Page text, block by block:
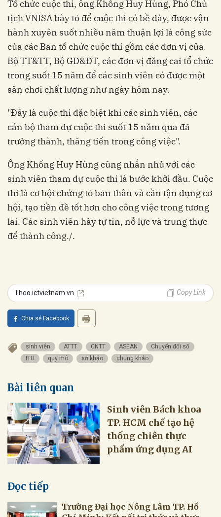
Tổ chức cuộc thi, ông Khổng Huy Hùng, Phó Chủ
tịch VNISA bày tỏ để cuộc thi có bề dày, được vận
hành xuyên suốt nhiều năm thuận lợi là công sức
của các Ban tổ chức cuộc thi gồm các đơn vị của
Bộ TT&TT, Bộ GD&ĐT, các đơn vị đăng cai tổ chức
trong suốt 15 năm để các sinh viên có được một
sân chơi chất lượng như ngày hôm nay.
"Đây là cuộc thi đặc biệt khi các sinh viên, các
cán bộ tham dự cuộc thi suốt 15 năm qua đã
trưởng thành, thăng tiến trong công việc".
Ông Khổng Huy Hùng cũng nhắn nhủ với các
sinh viên tham dự cuộc thi là bước khởi đầu. Cuộc
thi là cơ hội chứng tỏ bản thân và cần tận dụng cơ
hội, tạo tiền đề tốt hơn cho công việc trong tương
lai. Các sinh viên hãy tự tin, nỗ lực và trung thực
để thành công./.
Theo ictvietnam.vn Copy Link
Chia sẻ Facebook
sinh viên ATTT CNTT ASEAN
Chuyển đổi số
ITU
quy mô sơ khảo chung khảo
Bài liên quan
Sinh viên Bách khoa
TP. HCM chế tạo hệ
thống chiên thực
phẩm ứng dụng AI
Đọc tiếp
Trường Đại học Nông Lâm TP. Hồ